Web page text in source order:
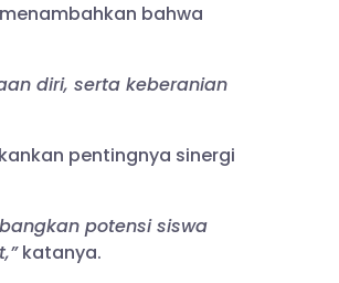
bahwa
diri, serta keberanian
pentingnya sinergi
potensi siswa
katanya.